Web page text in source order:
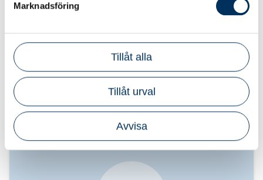
Marknadsföring
Tillåt alla
Tillåt urval
Avvisa
Einar Halldin, vd och grundare av Vaylo.com
samt lärare på Srf konsulternas kurs "AI för
redovisningskonsulter".
Aktuella AI-kurser